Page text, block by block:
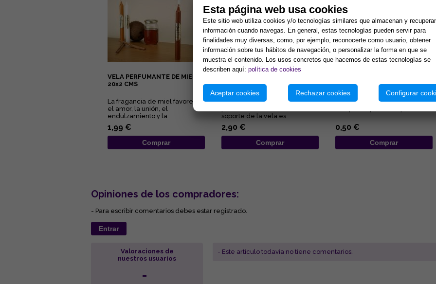
VELA PERFUMANTE DE MIEL,
20x2 CMS
La fragancia de miel favorece
el amor, la unión, el
endulzamiento y la
comunicación....
1,99 €
Comprar
NEGRO PARA VELAS 2 CM
DIAMETRO
Portavelas metálico y negro
soporte de la vela es
representativo del
conocimient...
2,90 €
Comprar
cm
Tamaño: 10x1.2 cm. Duración: 4
0,50 €
Comprar
Opiniones de los compradores:
- Para escribir comentarios debes estar registrado.
Entrar
Valoraciones de
nuestros usuarios
-
- Este articulo todavía no tiene comentarios.
Esta página web usa cookies
Este sitio web utiliza cookies y/o tecnologías similares que almacenan y
información cuando navegas. En general, estas tecnologías pueden servir para
finalidades muy diversas, como, por ejemplo, reconocerte como usuario, obtener
información sobre tus hábitos de navegación, o personalizar la forma en que se
muestra el contenido. Los usos concretos que hacemos de estas tecnologías se
describen aquí: política de cookies
Aceptar cookies Rechazar cookies Configurar